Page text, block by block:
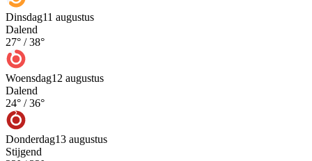
Dinsdag11 augustus
Dalend
27° /38°
Woensdag12 augustus
Dalend
24° /36°
Donderdag13 augustus
Stijgend